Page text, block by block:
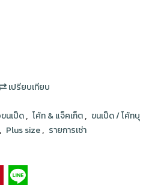
เปรียบเทียบ
ขนเป็ด, โค้ท & แจ็คเก็ต, ขนเป็ด / โค้ทบุ
, Plus size, รายการเช่า